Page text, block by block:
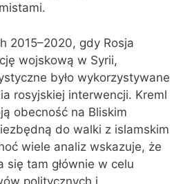
2015–2020, gdy Rosja
wojskową w Syrii,
było wykorzystywane
rosyjskiej interwencji. Kreml
obecność na Bliskim
do walki z islamskim
wiele analiz wskazuje, że
się tam głównie w celu
politycznych i